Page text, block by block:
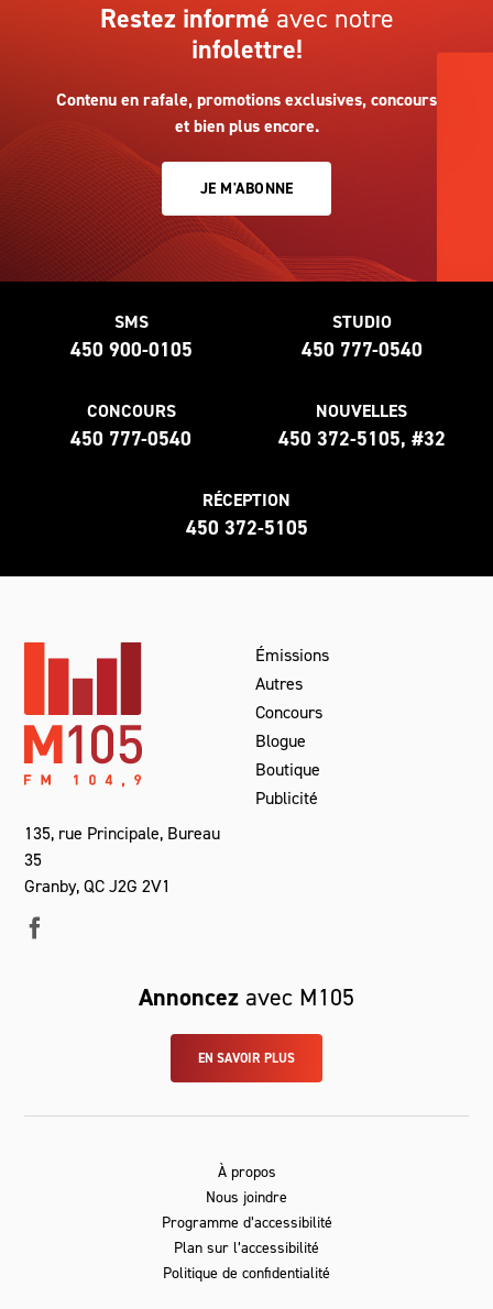
Restez informé avec notre
infolettre!
Contenu en rafale, promotions exclusives, concours
et bien plus encore.
JE M'ABONNE
SMS
450 900-0105
STUDIO
450 777-0540
CONCOURS
450 777-0540
NOUVELLES
450 372-5105, #32
RÉCEPTION
450 372-5105
135, rue Principale, Bureau
35
Granby, QC J2G 2V1
Émissions
Autres
Concours
Blogue
Boutique
Publicité
Annoncez avec M105
EN SAVOIR PLUS
À propos
Nous joindre
Programme d’accessibilité
Plan sur l’accessibilité
Politique de confidentialité